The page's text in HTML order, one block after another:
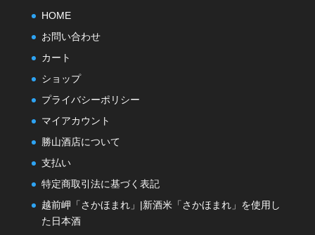
HOME
お問い合わせ
カート
ショップ
プライバシーポリシー
マイアカウント
勝山酒店について
支払い
特定商取引法に基づく表記
越前岬「さかほまれ」|新酒米「さかほまれ」を使用し
た日本酒